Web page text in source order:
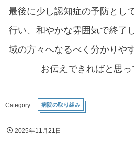
最後に少し認知症の予防とし
行い、和やかな雰囲気で終了
域の方々へなるべく分かりや
お伝えできればと思っ
病院の取り組み
2025年11月21日